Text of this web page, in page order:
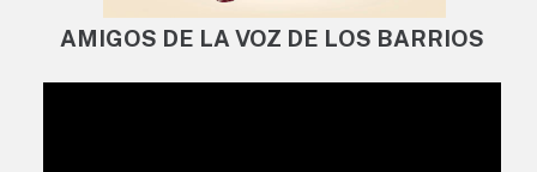
AMIGOS DE LA VOZ DE LOS BARRIOS